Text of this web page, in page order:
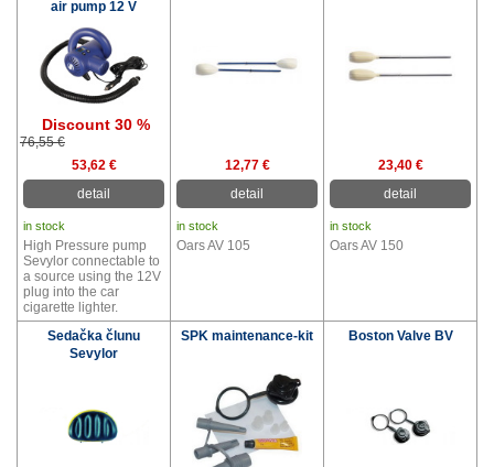
air pump 12 V
Discount 30 %
76,55 €
53,62 €
detail
12,77 €
detail
23,40 €
detail
in stock in stock in stock
High Pressure pump
Sevylor connectable to
a source using the 12V
plug into the car
cigarette lighter.
Oars AV 105 Oars AV 150
Sedačka člunu
Sevylor
SPK maintenance-kit Boston Valve BV